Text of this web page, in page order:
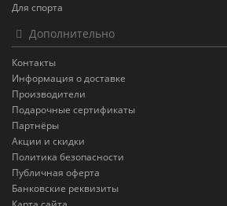
Для спорта
Дополнительно
Контакты
Информация о доставке
Производители
Подарочные сертификаты
Партнёры
Акции и скидки
Политика безопасности
Публичная оферта
Банковские реквизиты